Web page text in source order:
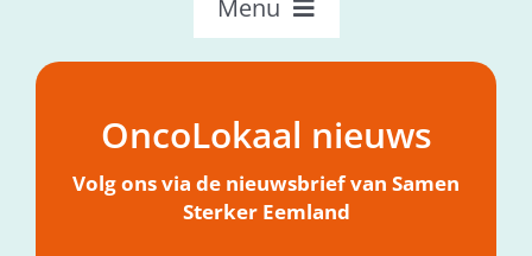
Menu
OncoLokaal – Home
Mijn hulpvraagOncoLokaal nieuws
Volg ons via de nieuwsbrief van Samen
Sterker Eemland